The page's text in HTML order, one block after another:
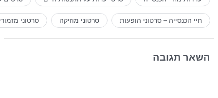
חיי הכנסייה – סרטוני הופעות סרטוני מוזיקה סרטוני
השאר תגובה